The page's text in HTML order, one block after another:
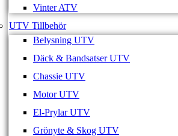
Vinter ATV
UTV Tillbehör
Belysning UTV
Däck & Bandsatser UTV
Chassie UTV
Motor UTV
El-Prylar UTV
Grönyte & Skog UTV